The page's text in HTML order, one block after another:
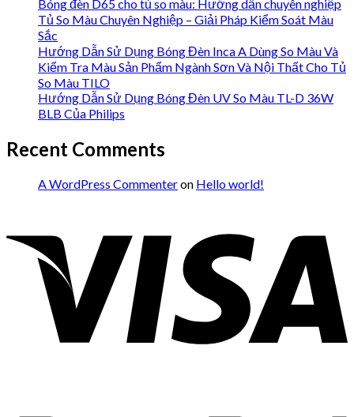
Bóng đèn D65 cho tủ so màu: Hướng dẫn chuyên nghiệp
Tủ So Màu Chuyên Nghiệp – Giải Pháp Kiểm Soát Màu
Sắc
Hướng Dẫn Sử Dụng Bóng Đèn Inca A Dùng So Màu Và
Kiểm Tra Màu Sản Phẩm Ngành Sơn Và Nội Thất Cho Tủ
So Màu TILO
Hướng Dẫn Sử Dụng Bóng Đèn UV So Màu TL-D 36W
BLB Của Philips
Recent Comments
A WordPress Commenteron Hello world!